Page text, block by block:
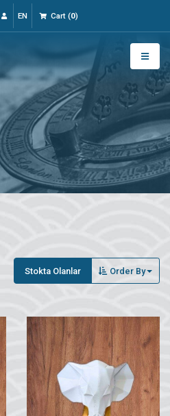
EN Cart (0)
Stokta Olanlar Order By